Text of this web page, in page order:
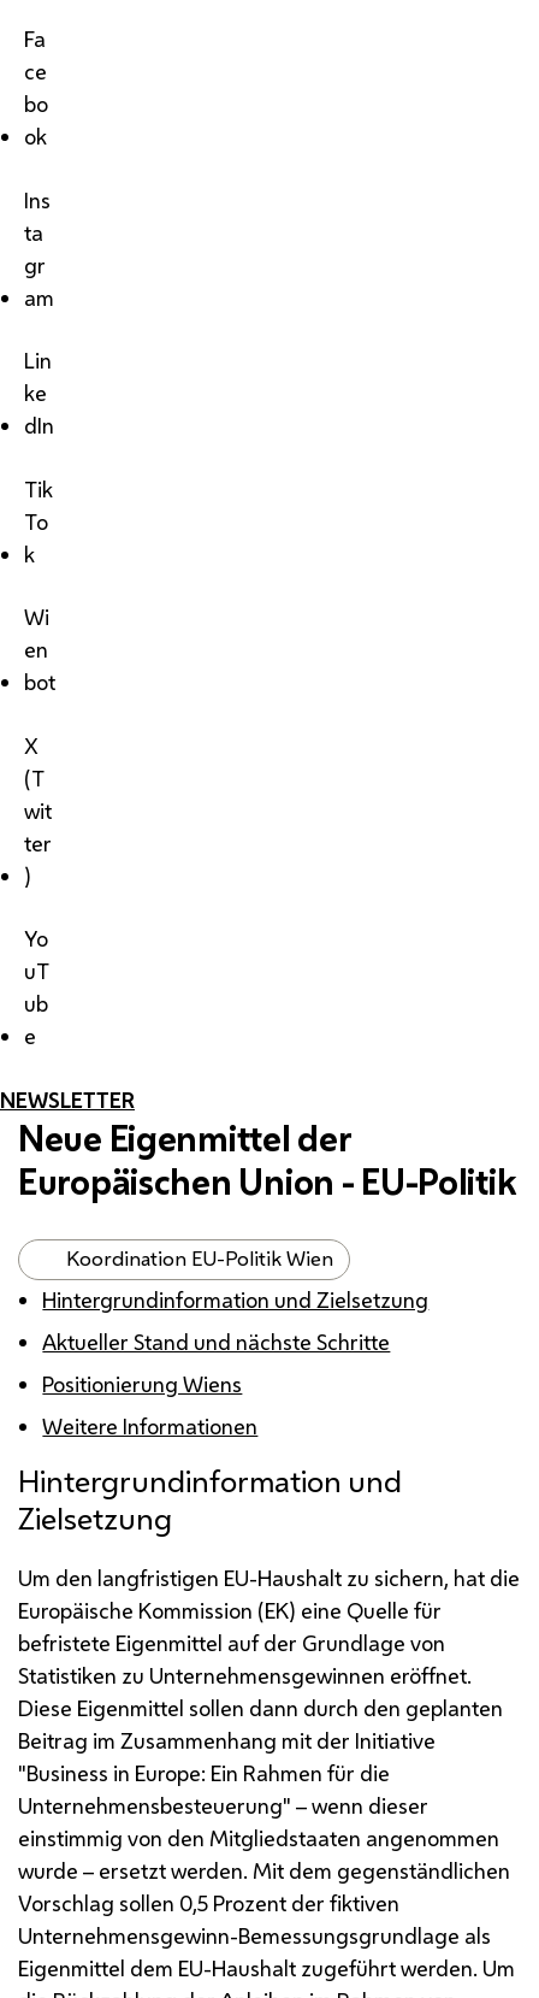
Fa
ce
bo
ok
Ins
ta
gr
am
Lin
ke
dIn
Tik
To
k
Wi
en
bot
X
(T
wit
ter
)
Yo
uT
ub
e
NEWSLETTER
Neue Eigenmittel der
Europäischen Union - EU-Politik
Koordination EU-Politik Wien
Hintergrundinformation und Zielsetzung
Aktueller Stand und nächste Schritte
Positionierung Wiens
Weitere Informationen
Hintergrundinformation und
Zielsetzung
Um den langfristigen EU-Haushalt zu sichern, hat die
Europäische Kommission (EK) eine Quelle für
befristete Eigenmittel auf der Grundlage von
Statistiken zu Unternehmensgewinnen eröffnet.
Diese Eigenmittel sollen dann durch den geplanten
Beitrag im Zusammenhang mit der Initiative
"Business in Europe: Ein Rahmen für die
Unternehmensbesteuerung" – wenn dieser
einstimmig von den Mitgliedstaaten angenommen
wurde – ersetzt werden. Mit dem gegenständlichen
Vorschlag sollen 0,5 Prozent der fiktiven
Unternehmensgewinn-Bemessungsgrundlage als
Eigenmittel dem EU-Haushalt zugeführt werden. Um